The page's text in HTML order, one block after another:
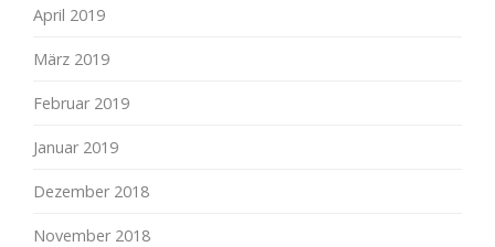
April 2019
März 2019
Februar 2019
Januar 2019
Dezember 2018
November 2018